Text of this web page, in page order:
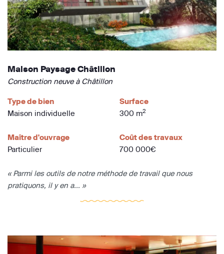
Maison Paysage Châtillon
Construction neuve à Châtillon
Type de bien
Maison individuelle
Surface
300 m2
Maître d'ouvrage
Particulier
Coût des travaux
700 000€
« Parmi les outils de notre méthode de travail que nous
pratiquons, il y en a... »